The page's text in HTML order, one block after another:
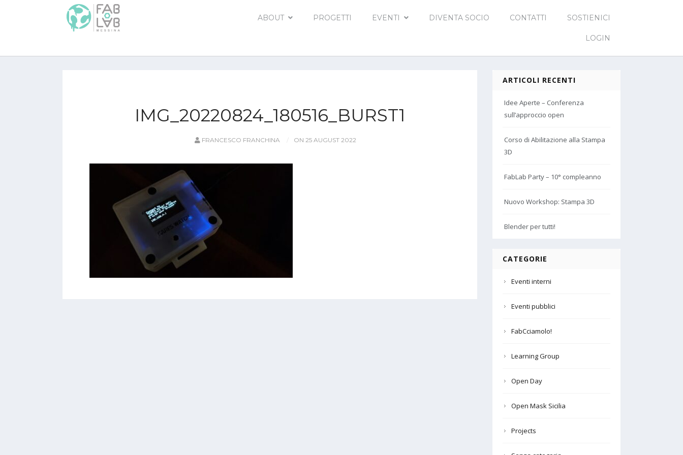
ABOUT PROGETTI EVENTI DIVENTA SOCIO CONTATTI SOSTIENICI
LOGIN
IMG_20220824_180516_BURST1
FRANCESCO FRANCHINA ON 25 AUGUST 2022
ARTICOLI RECENTI
Idee Aperte – Conferenza
sull’approccio open
Corso di Abilitazione alla Stampa
3D
FabLab Party – 10° compleanno
Nuovo Workshop: Stampa 3D
Blender per tutti!
CATEGORIE
Eventi interni
Eventi pubblici
FabCciamolo!
Learning Group
Open Day
Open Mask Sicilia
Projects